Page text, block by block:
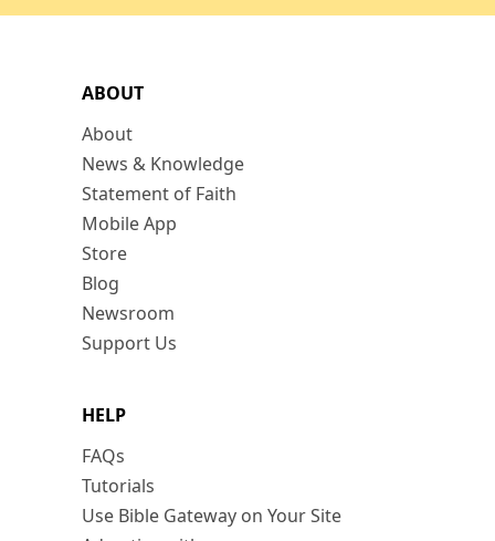
ABOUT
About
News & Knowledge
Statement of Faith
Mobile App
Store
Blog
Newsroom
Support Us
HELP
FAQs
Tutorials
Use Bible Gateway on Your Site